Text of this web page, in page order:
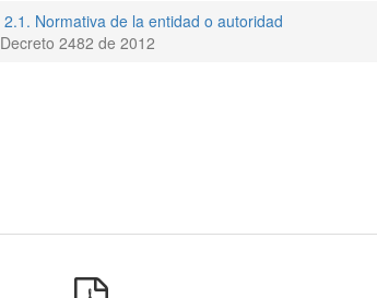
2.1. Normativa de la entidad o autoridad
Decreto 2482 de 2012